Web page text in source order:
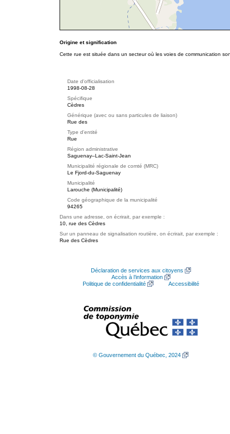
Origine et signification
Cette rue est située dans un secteur où les voies de communication
Date d'officialisation
1998-08-28
Spécifique
Cèdres
Générique (avec ou sans particules de liaison)
Rue des
Type d'entité
Rue
Région administrative
Saguenay–Lac-Saint-Jean
Municipalité régionale de comté (MRC)
Le Fjord-du-Saguenay
Municipalité
Larouche (Municipalité)
Code géographique de la municipalité
94265
Dans une adresse, on écrirait, par exemple :
10, rue des Cèdres
Sur un panneau de signalisation routière, on écrirait, par exemple :
Rue des Cèdres
Déclaration de services aux citoyens
Accès à l’information
Politique de confidentialité
Accessibilité
© Gouvernement du Québec, 2024